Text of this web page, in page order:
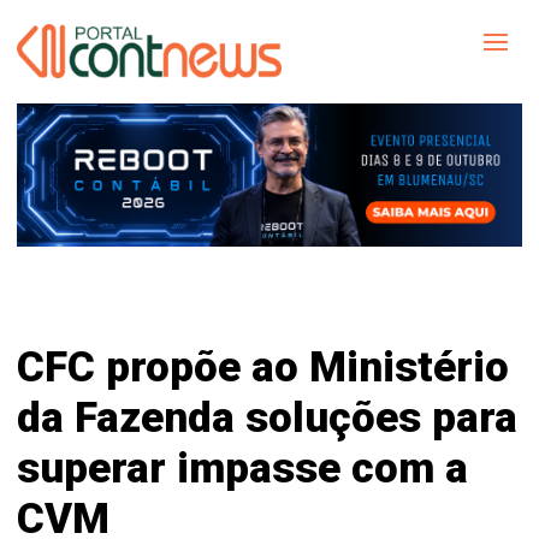
CFC propõe ao Ministério
da Fazenda soluções para
superar impasse com a
CVM